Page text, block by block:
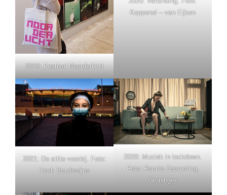
2019: Festival Noorderlicht
Koppenol – van Eijken
2021: De stilte voorbij. Foto:
Henk Boudewijns
2020: Muziek in lockdown.
Foto: Ronnie Zeemering,
Groningen